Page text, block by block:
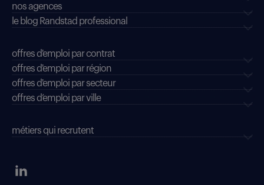
nos agences
le blog Randstad professional
offres d'emploi par contrat
offres d'emploi par région
offres d'emploi par secteur
offres d’emploi par ville
métiers qui recrutent